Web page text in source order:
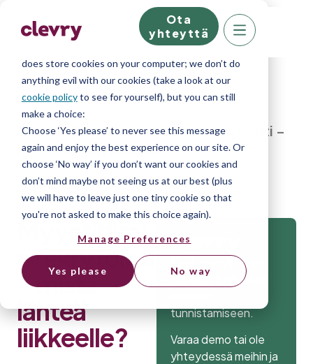
We know right? These cookie pop-ups can really
ruin your visit, so we’ll make this quick. This website
does store cookies on your computer; we don’t do
anything evil with our cookies (take a look at our
cookie policyto see for yourself), but you can still
make a choice:
Choose ‘Yes please’ to never see this message
again and enjoy the best experience on our site. Or
choose ‘No way’ if you don’t want our cookies and
don’t mind maybe not seeing us at our best (plus
we will have to leave just one tiny cookie so that
you're not asked to make this choice again).
Manage Preferences
Yes please No way
Ota
yhteyttä
Home»Blog»Myyntitiimin rekrytointi –
mistä lähteä liikkeelle?
Myyntitiimi
n rekrytointi
– mistä
lähteä
liikkeelle?
Kaikki rekrytoinnin
työkalut parhaiden
tunnistamiseen.
Varaa demo tai ole
yhteydessä meihin ja